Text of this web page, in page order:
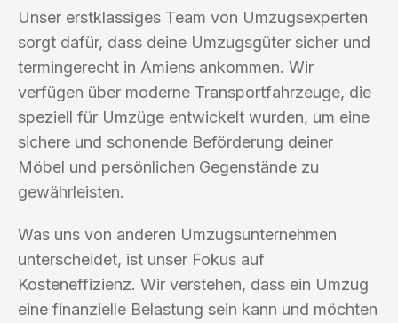
Unser erstklassiges Team von Umzugsexperten
sorgt dafür, dass deine Umzugsgüter sicher und
termingerecht in Amiens ankommen. Wir
verfügen über moderne Transportfahrzeuge, die
speziell für Umzüge entwickelt wurden, um eine
sichere und schonende Beförderung deiner
Möbel und persönlichen Gegenstände zu
gewährleisten.
Was uns von anderen Umzugsunternehmen
unterscheidet, ist unser Fokus auf
Kosteneffizienz. Wir verstehen, dass ein Umzug
eine finanzielle Belastung sein kann und möchten